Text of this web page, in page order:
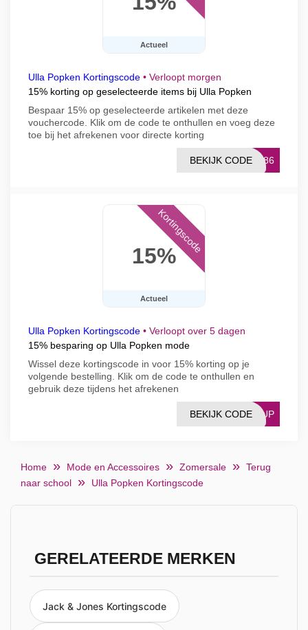
Actueel
Ulla Popken Kortingscode • Verloopt morgen
15% korting op geselecteerde items bij Ulla Popken
Bespaar 15% op geselecteerde artikelen met deze
vouchercode. Klik om de code te onthullen en voeg deze
toe bij het afrekenen voor directe korting
2586
BEKIJK CODE
15%
Actueel
Kortingscode
Ulla Popken Kortingscode • Verloopt over 5 dagen
15% besparing op Ulla Popken mode
Wissel deze kortingscode in voor 15% korting op je
volgende bestelling. Klik om de code te onthullen en
gebruik deze tijdens het afrekenen
15UP
BEKIJK CODE
Home Mode en Accessoires Zomersale
Terug
naar school
Ulla Popken Kortingscode
GERELATEERDE MERKEN
Jack & Jones Kortingscode